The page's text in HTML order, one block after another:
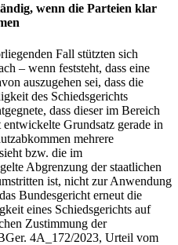
wenn die Parteien klar
Fall stützten sich
– wenn feststeht, dass eine
auszugehen sei, dass die
des Schiedsgerichts
dass dieser im Bereich
Grundsatz gerade in
mehrere
bzw. die im
Abgrenzung der staatlichen
ist, nicht zur Anwendung
Bundesgericht erneut die
eines Schiedsgerichts auf
Zustimmung der
4A_172/2023, Urteil vom